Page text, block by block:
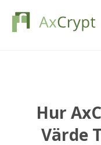
Hur
Värde